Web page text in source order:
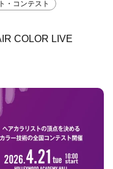
・コンテスト
COLOR LIVE